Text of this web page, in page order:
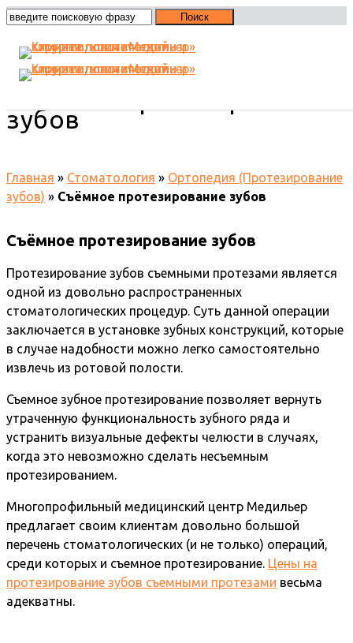
зубов
Главная » Стоматология » Ортопедия (Протезирование
зубов) » Съёмное протезирование зубов
Съёмное протезирование зубов
Протезирование зубов съемными протезами является
одной из довольно распространенных
стоматологических процедур. Суть данной операции
заключается в установке зубных конструкций, которые
в случае надобности можно легко самостоятельно
извлечь из ротовой полости.
Съемное зубное протезирование позволяет вернуть
утраченную функциональность зубного ряда и
устранить визуальные дефекты челюсти в случаях,
когда это невозможно сделать несъемным
протезированием.
Многопрофильный медицинский центр Медильер
предлагает своим клиентам довольно большой
перечень стоматологических (и не только) операций,
среди которых и съемное протезирование. Цены на
протезирование зубов съемными протезами весьма
адекватны.